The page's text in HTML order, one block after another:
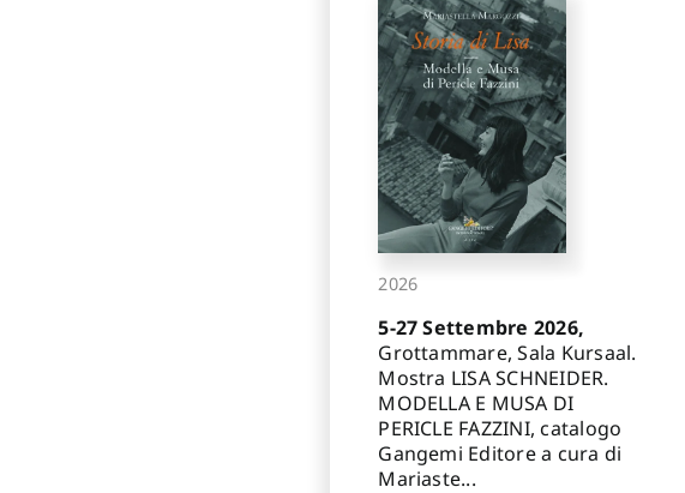
2026
5-27 Settembre 2026,
Grottammare, Sala Kursaal.
Mostra LISA SCHNEIDER.
MODELLA E MUSA DI
PERICLE FAZZINI, catalogo
Gangemi Editore a cura di
Mariaste...